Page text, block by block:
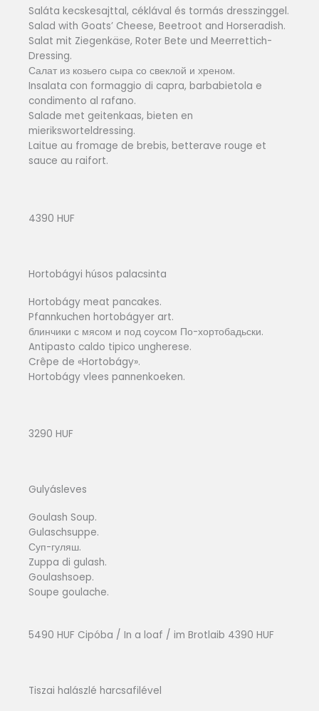
Saláta kecskesajttal, céklával és tormás dresszinggel.
Salad with Goats’ Cheese, Beetroot and Horseradish.
Salat mit Ziegenkäse, Roter Bete und Meerrettich-
Dressing.
Салат из козьего сыра со свеклой и хреном.
Insalata con formaggio di capra, barbabietola e
condimento al rafano.
Salade met geitenkaas, bieten en
mieriksworteldressing.
Laitue au fromage de brebis, betterave rouge et
sauce au raifort.
4390 HUF
Hortobágyi húsos palacsinta
Hortobágy meat pancakes.
Pfannkuchen hortobágyer art.
блинчики с мясом и под соусом По-хортобадьски.
Antipasto caldo tipico ungherese.
Crêpe de «Hortobágy».
Hortobágy vlees pannenkoeken.
3290 HUF
Gulyásleves
Goulash Soup.
Gulaschsuppe.
Суп-гуляш.
Zuppa di gulash.
Goulashsoep.
Soupe goulache.
5490 HUF Cipóba / In a loaf / im Brotlaib 4390 HUF
Tiszai halászlé harcsafilével